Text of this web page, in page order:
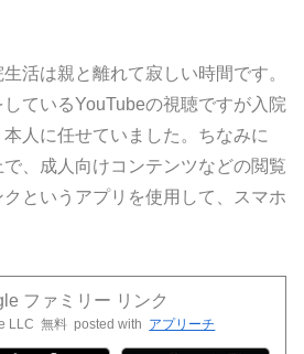
活は親と離れて寂しい時間です。
ているYouTubeの視聴ですが入院
人に任せていました。ちなみに
、成人向けコンテンツなどの閲覧
というアプリを使用して、スマホ
ファミリー リンク
LLC 無料 posted with アプリーチ